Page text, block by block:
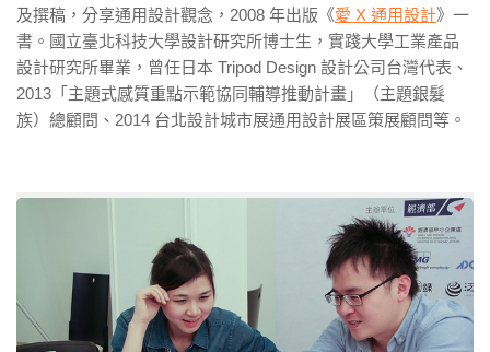
及撰稿，分享通用設計觀念，2008 年出版《愛 X 通用設計》一
書。國立臺北科技大學設計研究所博士生，實踐大學工業產品
設計研究所畢業，曾任日本 Tripod Design 設計公司台灣代表、
2013「主題式感質重點示範協同輔導推動計畫」（主題銀髮
族）總顧問、2014 台北設計城市展通用設計展區策展顧問等。